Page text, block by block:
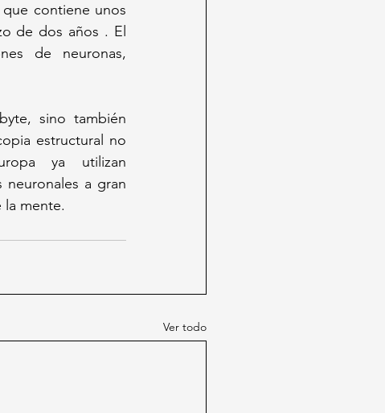
contiene unos
de dos años . El
de neuronas,
sino también
estructural no
ya utilizan
a gran
la mente.
Ver todo